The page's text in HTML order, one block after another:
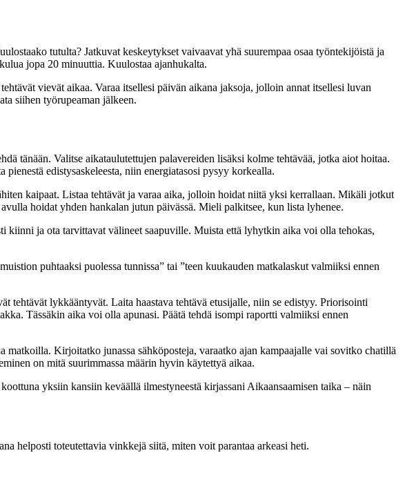
tutulta? Jatkuvat keskeytykset vaivaavat yhä suurempaa osaa työntekijöistä ja
jopa 20 minuuttia. Kuulostaa ajanhukalta.
vievät aikaa. Varaa itsellesi päivän aikana jaksoja, jolloin annat itsellesi luvan
siihen työrupeaman jälkeen.
tänään. Valitse aikataulutettujen palavereiden lisäksi kolme tehtävää, jotka aiot hoitaa.
edistysaskeleesta, niin energiatasosi pysyy korkealla.
kaipaat. Listaa tehtävät ja varaa aika, jolloin hoidat niitä yksi kerrallaan. Mikäli jotkut
hoidat yhden hankalan jutun päivässä. Mieli palkitsee, kun lista lyhenee.
ja ota tarvittavat välineet saapuville. Muista että lyhytkin aika voi olla tehokas,
puhtaaksi puolessa tunnissa” tai ”teen kuukauden matkalaskut valmiiksi ennen
tehtävät lykkääntyvät. Laita haastava tehtävä etusijalle, niin se edistyy. Priorisointi
Tässäkin aika voi olla apunasi. Päätä tehdä isompi raportti valmiiksi ennen
Kirjoitatko junassa sähköposteja, varaatko ajan kampaajalle vai sovitko chatillä
on mitä suurimmassa määrin hyvin käytettyä aikaa.
yksiin kansiin keväällä ilmestyneestä kirjassani Aikaansaamisen taika – näin
helposti toteutettavia vinkkejä siitä, miten voit parantaa arkeasi heti.